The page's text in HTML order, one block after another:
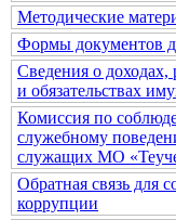
Методические
Формы документов
Сведения о доходах,
и обязательствах
Комиссия по
служебному
служащих МО
Обратная связь для
коррупции